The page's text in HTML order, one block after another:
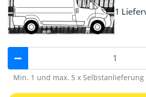
1
Min. 1 und max. 5 x